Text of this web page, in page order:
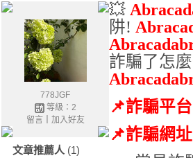
778JGF
等級：2
留言｜ 加入好友
文章推薦人 (1)
💥
阱!
詐騙了怎
📌詐騙平台
📌詐騙網址